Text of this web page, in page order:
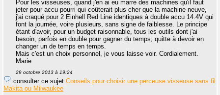
Pour les visseuses, quand j'en ai eu marre des machines qu'il faut
jeter pour accu pourri qui coûterait plus cher que la machine neuve,
j'ai craqué pour 2 Einhell Red Line identiques à double accu 14.4V qui
font la journée, voire plusieurs, sans signe de faiblesse. Le principe
étant d'avoir, pour un budget raisonnable, tous les outils dont j'ai
besoin, parfois en double pour gagner du temps, quitte à devoir en
changer un de temps en temps.
Mais c'est un choix personnel, je vous laisse voir. Cordialement.
Marie
29 octobre 2013 à 19:24
consulter ce sujet Conseils pour choisir une perceuse visseuse sans fil
Makita ou Milwaukee